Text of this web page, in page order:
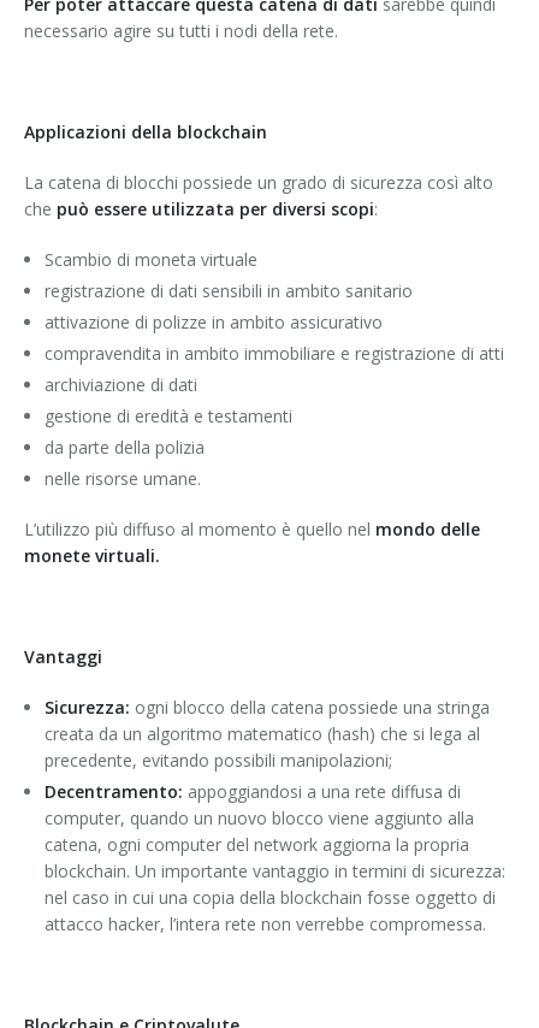
necessario agire su tutti i nodi della rete.
Applicazioni della blockchain
La catena di blocchi possiede un grado di sicurezza così alto
che può essere utilizzata per diversi scopi:
Scambio di moneta virtuale
registrazione di dati sensibili in ambito sanitario
attivazione di polizze in ambito assicurativo
compravendita in ambito immobiliare e registrazione di atti
archiviazione di dati
gestione di eredità e testamenti
da parte della polizia
nelle risorse umane.
L’utilizzo più diffuso al momento è quello nel mondo delle
monete virtuali.
Vantaggi
Sicurezza: ogni blocco della catena possiede una stringa
creata da un algoritmo matematico (hash) che si lega al
precedente, evitando possibili manipolazioni;
Decentramento: appoggiandosi a una rete diffusa di
computer, quando un nuovo blocco viene aggiunto alla
catena, ogni computer del network aggiorna la propria
blockchain. Un importante vantaggio in termini di sicurezza:
nel caso in cui una copia della blockchain fosse oggetto di
attacco hacker, l’intera rete non verrebbe compromessa.